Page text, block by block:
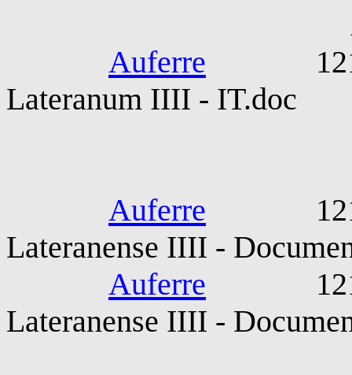
Auferre 1215-
Lateranum IIII - IT.doc
Auferre 1215-
Lateranense IIII -
Auferre 1215-
Lateranense IIII -